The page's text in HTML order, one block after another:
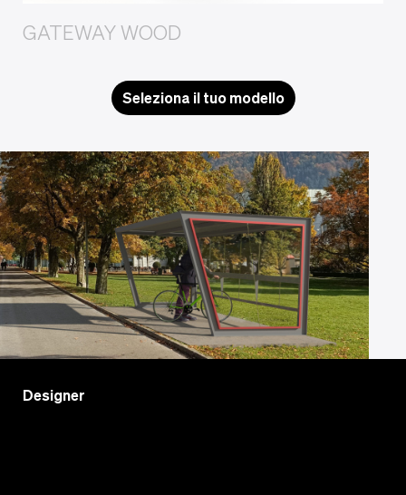
GATEWAY WOOD
Seleziona il tuo modello
Designer